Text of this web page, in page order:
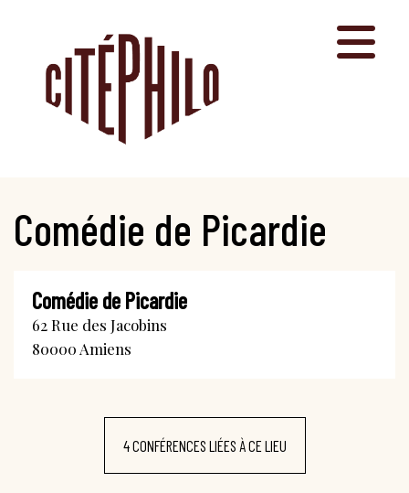
Comédie de Picardie
Comédie de Picardie
62 Rue des Jacobins
80000 Amiens
4 CONFÉRENCES LIÉES À CE LIEU